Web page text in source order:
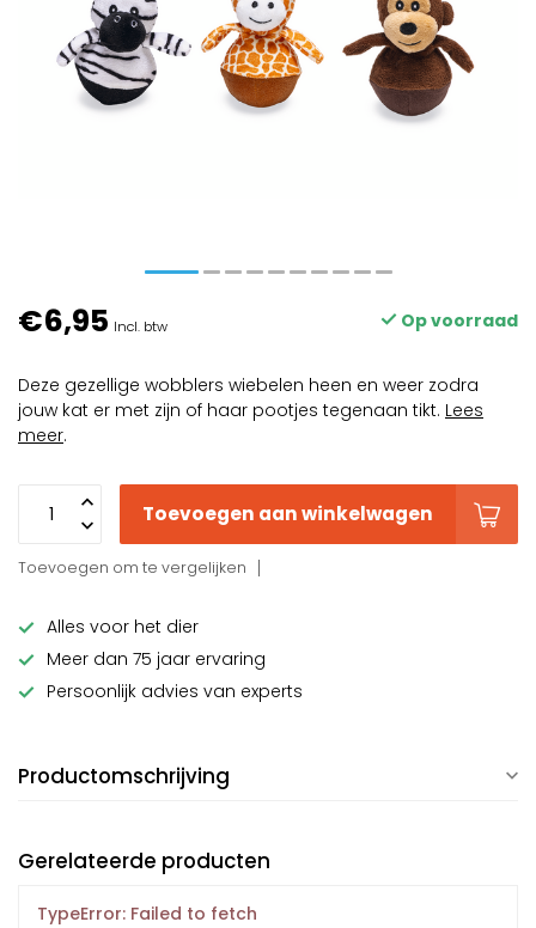
€6,95 Incl. btw Op voorraad
Deze gezellige wobblers wiebelen heen en weer zodra
jouw kat er met zijn of haar pootjes tegenaan tikt. Lees
meer.
Toevoegen aan winkelwagen
Toevoegen om te vergelijken
Alles voor het dier
Meer dan 75 jaar ervaring
Persoonlijk advies van experts
Productomschrijving
Gerelateerde producten
TypeError: Failed to fetch